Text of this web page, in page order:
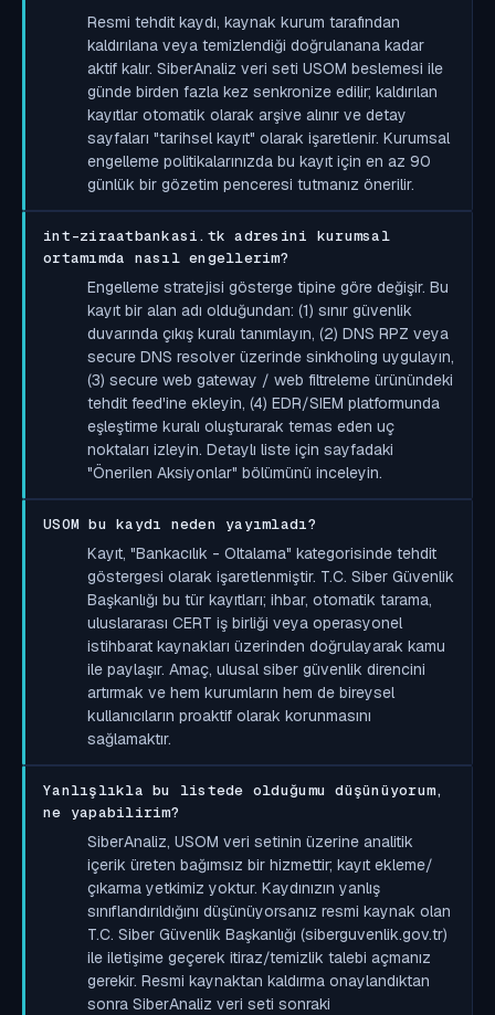
Resmi tehdit kaydı, kaynak kurum tarafından
kaldırılana veya temizlendiği doğrulanana kadar
aktif kalır. SiberAnaliz veri seti USOM beslemesi ile
günde birden fazla kez senkronize edilir; kaldırılan
kayıtlar otomatik olarak arşive alınır ve detay
sayfaları "tarihsel kayıt" olarak işaretlenir. Kurumsal
engelleme politikalarınızda bu kayıt için en az 90
günlük bir gözetim penceresi tutmanız önerilir.
int-ziraatbankasi.tk adresini kurumsal
ortamımda nasıl engellerim?
Engelleme stratejisi gösterge tipine göre değişir. Bu
kayıt bir alan adı olduğundan: (1) sınır güvenlik
duvarında çıkış kuralı tanımlayın, (2) DNS RPZ veya
secure DNS resolver üzerinde sinkholing uygulayın,
(3) secure web gateway / web filtreleme ürünündeki
tehdit feed'ine ekleyin, (4) EDR/SIEM platformunda
eşleştirme kuralı oluşturarak temas eden uç
noktaları izleyin. Detaylı liste için sayfadaki
"Önerilen Aksiyonlar" bölümünü inceleyin.
USOM bu kaydı neden yayımladı?
Kayıt, "Bankacılık - Oltalama" kategorisinde tehdit
göstergesi olarak işaretlenmiştir. T.C. Siber Güvenlik
Başkanlığı bu tür kayıtları; ihbar, otomatik tarama,
uluslararası CERT iş birliği veya operasyonel
istihbarat kaynakları üzerinden doğrulayarak kamu
ile paylaşır. Amaç, ulusal siber güvenlik direncini
artırmak ve hem kurumların hem de bireysel
kullanıcıların proaktif olarak korunmasını
sağlamaktır.
Yanlışlıkla bu listede olduğumu düşünüyorum,
ne yapabilirim?
SiberAnaliz, USOM veri setinin üzerine analitik
içerik üreten bağımsız bir hizmettir; kayıt ekleme/
çıkarma yetkimiz yoktur. Kaydınızın yanlış
sınıflandırıldığını düşünüyorsanız resmi kaynak olan
T.C. Siber Güvenlik Başkanlığı (siberguvenlik.gov.tr)
ile iletişime geçerek itiraz/temizlik talebi açmanız
gerekir. Resmi kaynaktan kaldırma onaylandıktan
sonra SiberAnaliz veri seti sonraki